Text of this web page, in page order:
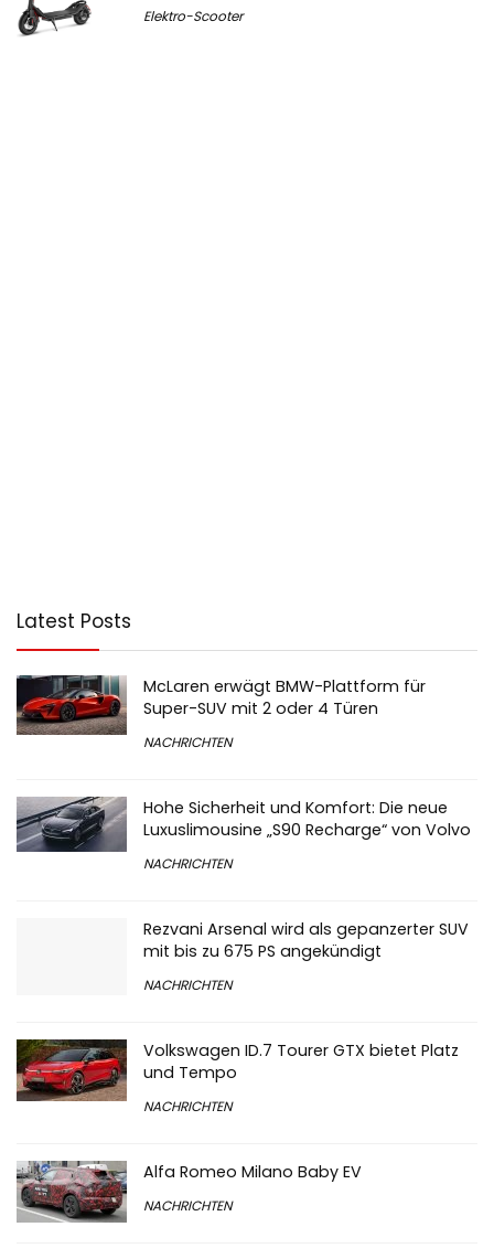
Elektro-Scooter
Latest Posts
McLaren erwägt BMW-Plattform für
Super-SUV mit 2 oder 4 Türen
NACHRICHTEN
Hohe Sicherheit und Komfort: Die neue
Luxuslimousine „S90 Recharge“ von Volvo
NACHRICHTEN
Rezvani Arsenal wird als gepanzerter SUV
mit bis zu 675 PS angekündigt
NACHRICHTEN
Volkswagen ID.7 Tourer GTX bietet Platz
und Tempo
NACHRICHTEN
Alfa Romeo Milano Baby EV
NACHRICHTEN